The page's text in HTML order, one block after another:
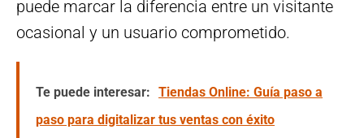
puede marcar la diferencia entre un visitante
ocasional y un usuario comprometido.
Te puede interesar: Tiendas Online: Guía paso a
paso para digitalizar tus ventas con éxito